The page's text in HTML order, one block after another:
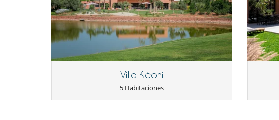
Villa Kéoni
5 Habitaciones